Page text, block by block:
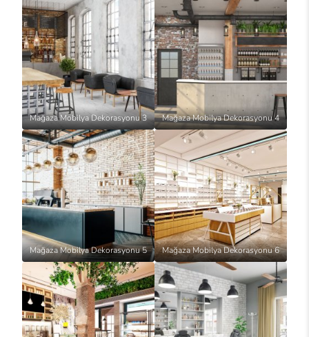
Mağaza Mobilya Dekorasyonu 3 Mağaza Mobilya Dekorasyonu 4
Mağaza Mobilya Dekorasyonu 5 Mağaza Mobilya Dekorasyonu 6